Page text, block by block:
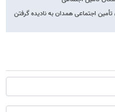
تأمین اجتماعی همدان به نادیده گرفتن